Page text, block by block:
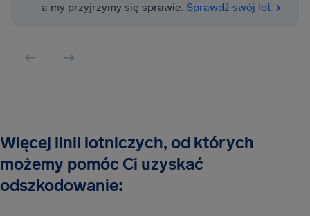
a my przyjrzymy się sprawie. Sprawdź swój lot
Więcej linii lotniczych, od których
możemy pomóc Ci uzyskać
odszkodowanie: